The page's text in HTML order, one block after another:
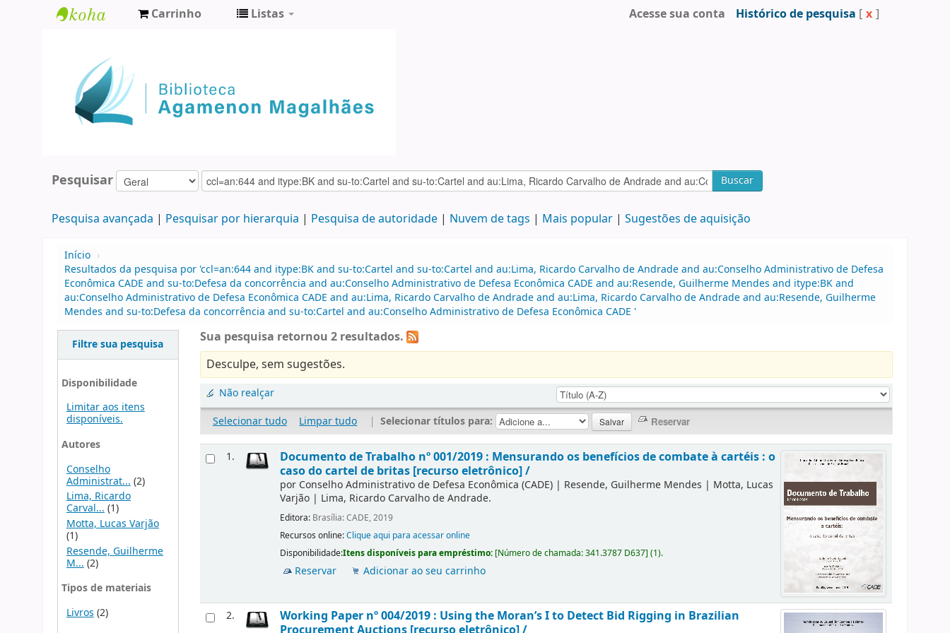
Agamenon
Magalhães
Carrinho Listas Acesse sua conta Histórico de pesquisa [ x ]
Pesquisar Buscar
Pesquisa avançada Pesquisar por hierarquia Pesquisa de autoridade Nuvem de tags Mais popular Sugestões de aquisição
Início ›
Resultados da pesquisa por 'ccl=an:644 and itype:BK and su-to:Cartel and su-to:Cartel and au:Lima, Ricardo Carvalho de Andrade and au:Conselho Administrativo de Defesa
Econômica CADE and su-to:Defesa da concorrência and au:Conselho Administrativo de Defesa Econômica CADE and au:Resende, Guilherme Mendes and itype:BK and
au:Conselho Administrativo de Defesa Econômica CADE and au:Lima, Ricardo Carvalho de Andrade and au:Lima, Ricardo Carvalho de Andrade and au:Resende, Guilherme
Mendes and su-to:Defesa da concorrência and su-to:Cartel and au:Conselho Administrativo de Defesa Econômica CADE '
Filtre sua pesquisa
Disponibilidade
Limitar aos itens
disponíveis.
Autores
Conselho
Administrat... (2)
Lima, Ricardo
Carval...(1)
Motta, Lucas Varjão
(1)
Resende, Guilherme
M... (2)
Tipos de materiais
Livros (2)
Sua pesquisa retornou 2 resultados.
Desculpe, sem sugestões.
Não realçar
Selecionar tudo
Limpar tudo | Selecionar títulos para:
1.
Documento de Trabalho nº 001/2019 : Mensurando os benefícios de combate à cartéis : o
caso do cartel de britas [recurso eletrônico] /
por Conselho Administrativo de Defesa Econômica (CADE) | Resende, Guilherme Mendes | Motta, Lucas
Varjão | Lima, Ricardo Carvalho de Andrade.
Editora: Brasília: CADE, 2019
Recursos online:Clique aqui para acessar online
Disponibilidade:Itens disponíveis para empréstimo: [Número de chamada:341.3787 D637](1).
Reservar Adicionar ao seu carrinho
2.
Working Paper nº 004/2019 : Using the Moran’s I to Detect Bid Rigging in Brazilian